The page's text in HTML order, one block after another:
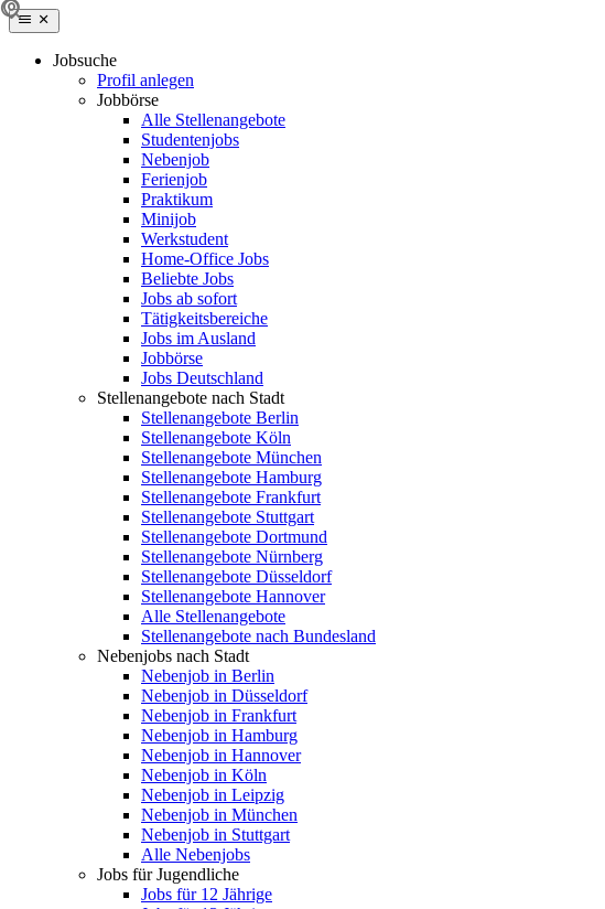
Jobsuche
Profil anlegen
Jobbörse
Alle Stellenangebote
Studentenjobs
Nebenjob
Ferienjob
Praktikum
Minijob
Werkstudent
Home-Office Jobs
Beliebte Jobs
Jobs ab sofort
Tätigkeitsbereiche
Jobs im Ausland
Jobbörse
Jobs Deutschland
Stellenangebote nach Stadt
Stellenangebote Berlin
Stellenangebote Köln
Stellenangebote München
Stellenangebote Hamburg
Stellenangebote Frankfurt
Stellenangebote Stuttgart
Stellenangebote Dortmund
Stellenangebote Nürnberg
Stellenangebote Düsseldorf
Stellenangebote Hannover
Alle Stellenangebote
Stellenangebote nach Bundesland
Nebenjobs nach Stadt
Nebenjob in Berlin
Nebenjob in Düsseldorf
Nebenjob in Frankfurt
Nebenjob in Hamburg
Nebenjob in Hannover
Nebenjob in Köln
Nebenjob in Leipzig
Nebenjob in München
Nebenjob in Stuttgart
Alle Nebenjobs
Jobs für Jugendliche
Jobs für 12 Jährige